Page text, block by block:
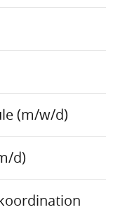
(m/w/d)
d)